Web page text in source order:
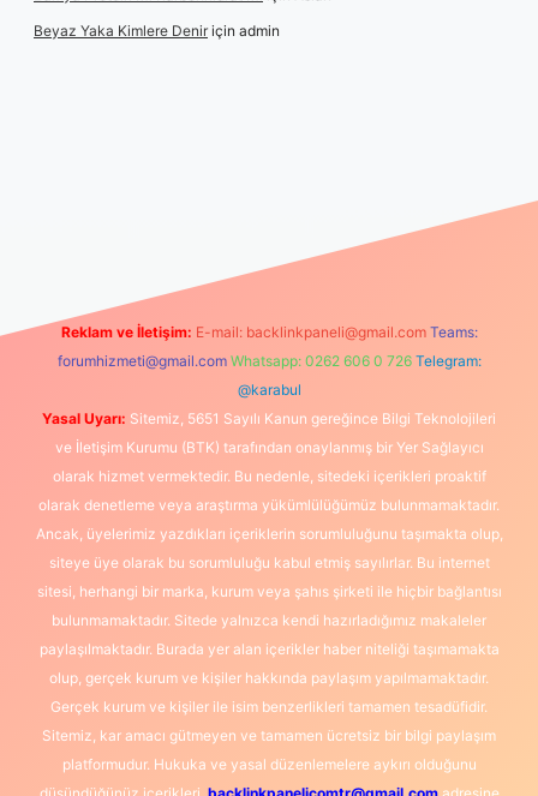
Beyaz Yaka Kimlere Deniriçin admin
Reklam ve İletişim: E-mail: backlinkpaneli@gmail.com Teams:
forumhizmeti@gmail.com Whatsapp: 0262 606 0 726 Telegram:
@karabul
Yasal Uyarı: Sitemiz, 5651 Sayılı Kanun gereğince Bilgi Teknolojileri
ve İletişim Kurumu (BTK) tarafından onaylanmış bir Yer Sağlayıcı
olarak hizmet vermektedir. Bu nedenle, sitedeki içerikleri proaktif
olarak denetleme veya araştırma yükümlülüğümüz bulunmamaktadır.
Ancak, üyelerimiz yazdıkları içeriklerin sorumluluğunu taşımakta olup,
siteye üye olarak bu sorumluluğu kabul etmiş sayılırlar. Bu internet
sitesi, herhangi bir marka, kurum veya şahıs şirketi ile hiçbir bağlantısı
bulunmamaktadır. Sitede yalnızca kendi hazırladığımız makaleler
paylaşılmaktadır. Burada yer alan içerikler haber niteliği taşımamakta
olup, gerçek kurum ve kişiler hakkında paylaşım yapılmamaktadır.
Gerçek kurum ve kişiler ile isim benzerlikleri tamamen tesadüfidir.
Sitemiz, kar amacı gütmeyen ve tamamen ücretsiz bir bilgi paylaşım
platformudur. Hukuka ve yasal düzenlemelere aykırı olduğunu